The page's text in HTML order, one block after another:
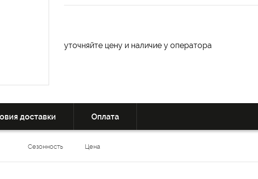
уточняйте цену и наличие у оператора
доставки Оплата
Сезонность Цена